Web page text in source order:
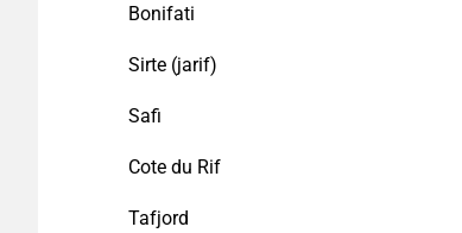
Bonifati
Sirte (jarif)
Safi
Cote du Rif
Tafjord